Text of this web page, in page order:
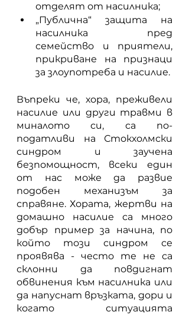
отделят от насилника;
„Публична“ защита на
насилника пред
семейство и приятели,
прикриване на признаци
за злоупотреба и насилие.
Въпреки че, хора, преживели
насилие или други травми в
миналото си, са по-
податливи на Стокхолмски
синдром и заучена
безпомощност, всеки един
от нас може да развие
подобен механизъм за
справяне. Хората, жертви на
домашно насилие са много
добър пример за начина, по
който този синдром се
проявява - често те не са
склонни да повдигнат
обвинения към насилника или
да напуснат връзката, дори и
когато ситуацията